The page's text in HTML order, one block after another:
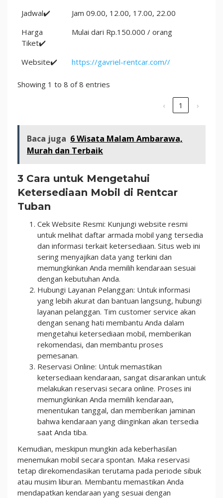
Jadwal✔️
Jam 09.00, 12.00, 17.00, 22.00
Harga
Tiket✔️
Mulai dari Rp.150.000 / orang
Website✔️ https://gavriel-rentcar.com//
Showing 1 to 8 of 8 entries
‹ 1 ›
Baca juga 6 Wisata Malam Ambarawa,
Murah dan Terbaik
3 Cara untuk Mengetahui
Ketersediaan Mobil di Rentcar
Tuban
Cek Website Resmi: Kunjungi website resmi
untuk melihat daftar armada mobil yang tersedia
dan informasi terkait ketersediaan. Situs web ini
sering menyajikan data yang terkini dan
memungkinkan Anda memilih kendaraan sesuai
dengan kebutuhan Anda.
Hubungi Layanan Pelanggan: Untuk informasi
yang lebih akurat dan bantuan langsung, hubungi
layanan pelanggan. Tim customer service akan
dengan senang hati membantu Anda dalam
mengetahui ketersediaan mobil, memberikan
rekomendasi, dan membantu proses
pemesanan.
Reservasi Online: Untuk memastikan
ketersediaan kendaraan, sangat disarankan untuk
melakukan reservasi secara online. Proses ini
memungkinkan Anda memilih kendaraan,
menentukan tanggal, dan memberikan jaminan
bahwa kendaraan yang diinginkan akan tersedia
saat Anda tiba.
Kemudian, meskipun mungkin ada keberhasilan
menemukan mobil secara spontan. Maka reservasi
tetap direkomendasikan terutama pada periode sibuk
atau musim liburan. Membantu memastikan Anda
mendapatkan kendaraan yang sesuai dengan